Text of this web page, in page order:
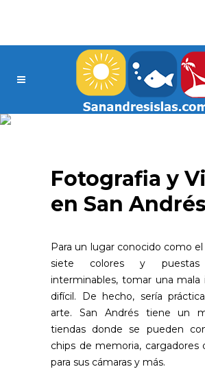
Fotografia y
en San Andrés
Para un lugar conocido como
siete colores y
interminables, tomar una mala
difícil. De hecho, sería
arte. San Andrés tiene un
tiendas donde se pueden
chips de memoria, cargadores
para sus cámaras y más.